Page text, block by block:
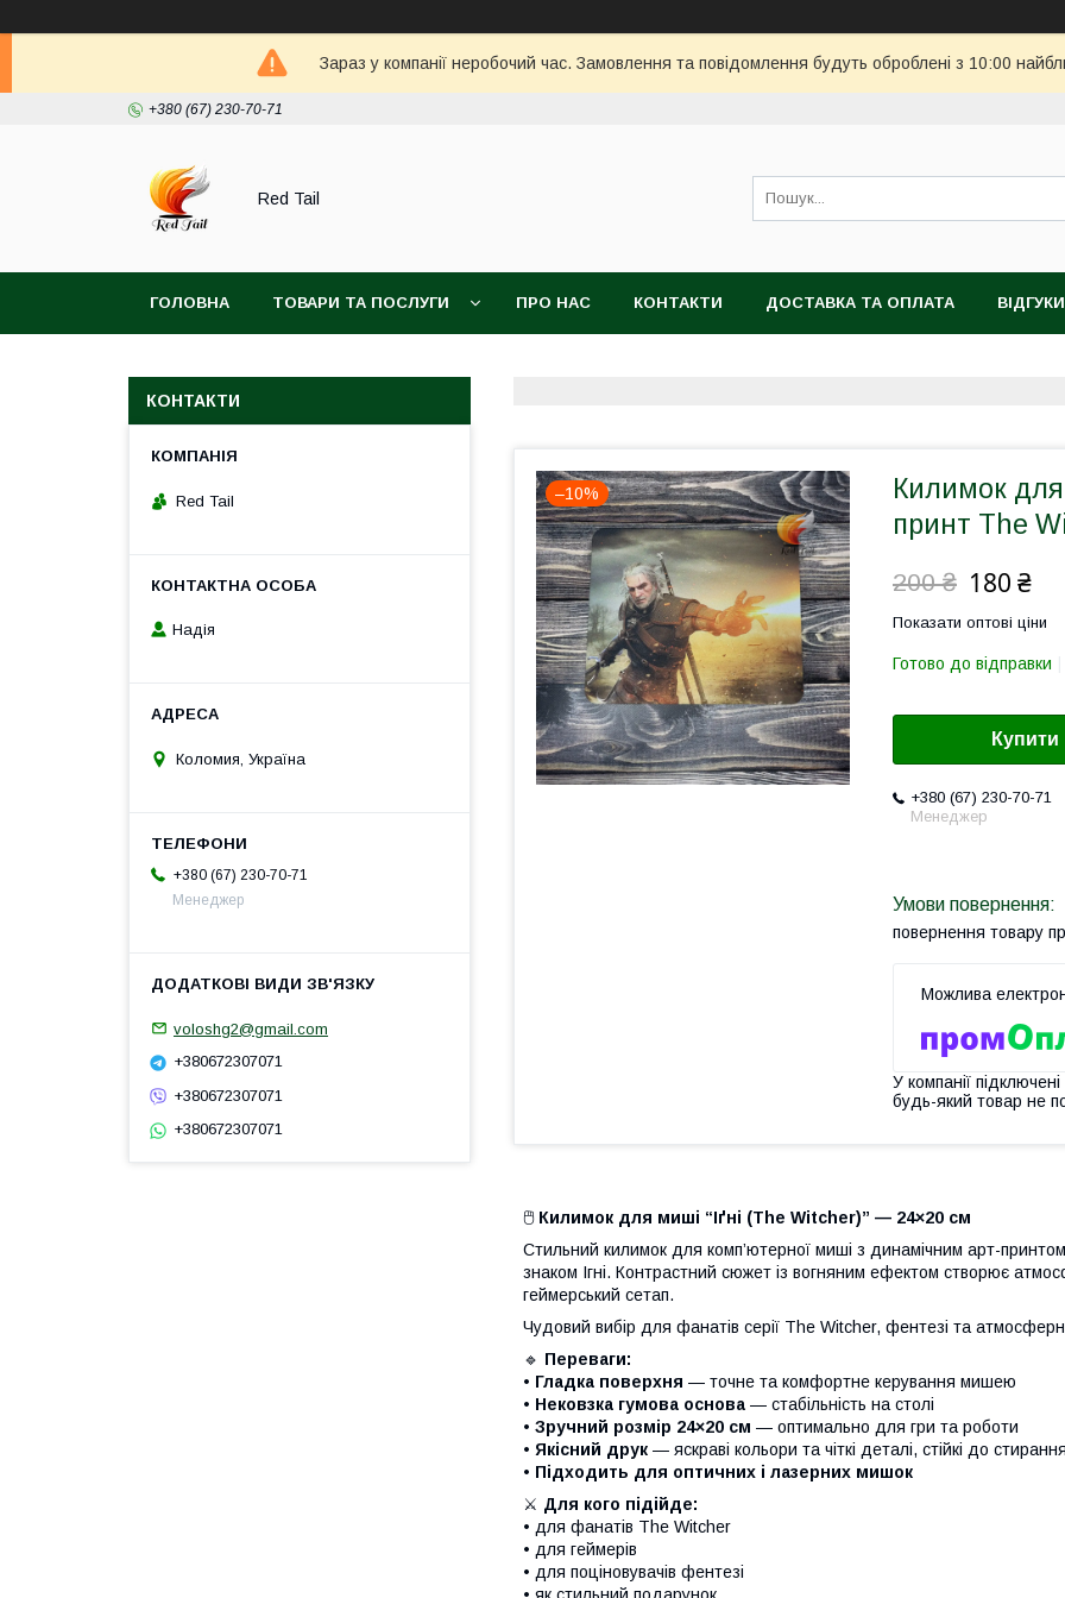
Зараз у компанії неробочий час. Замовлення та повідомлення будуть оброблені з 10:00
+380 (67) 230-70-71
Red Tail
ГОЛОВНА ТОВАРИ ТА ПОСЛУГИ ПРО НАС КОНТАКТИ ДОСТАВКА ТА ОПЛАТА ВІДГУКИ
–10%
Килимок для
принт The
200 ₴ 180 ₴
Показати оптові ціни
Готово до відправки
Купити
+380 (67) 230-70-71
Менеджер
повернення товару
У компанії
будь-який товар не
🖱️ Килимок для миші “Іґні (The Witcher)” — 24×20 см
Стильний килимок для комп’ютерної миші з динамічним арт-
знаком Ігні. Контрастний сюжет із вогняним ефектом створює
геймерський сетап.
Чудовий вибір для фанатів серії The Witcher, фентезі та
🔹 Переваги:
• Гладка поверхня — точне та комфортне керування мишею
• Нековзка гумова основа — стабільність на столі
• Зручний розмір 24×20 см — оптимально для гри та роботи
• Якісний друк — яскраві кольори та чіткі деталі, стійкі до
• Підходить для оптичних і лазерних мишок
⚔️ Для кого підійде:
• для фанатів The Witcher
• для геймерів
• для поціновувачів фентезі
• як стильний подарунок
КОНТАКТИ
Red Tail
Надія
Коломия, Україна
+380 (67) 230-70-71
Менеджер
voloshg2@gmail.com
+380672307071
+380672307071
+380672307071